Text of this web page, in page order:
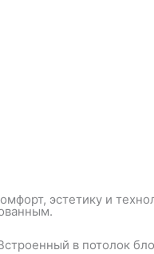
эстетику и
в потолок